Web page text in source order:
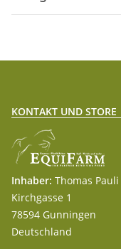
KONTAKT UND STORE
Inhaber: Thomas Pauli
Kirchgasse 1
78594 Gunningen
Deutschland